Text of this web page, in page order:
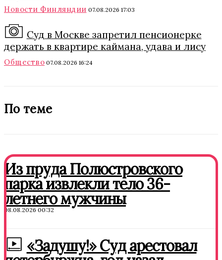
Новости Финляндии 07.08.2026 17:03
Суд в Москве запретил пенсионерке
держать в квартире каймана, удава и лису
Общество 07.08.2026 16:24
По теме
Из пруда Полюстровского
парка извлекли тело 36-
летнего мужчины
08.08.2026 00:32
«Задушу!» Суд арестовал